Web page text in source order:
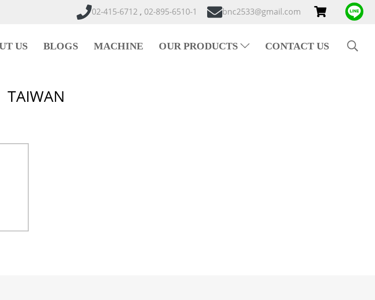
02-415-6712 , 02-895-6510-1 bnc2533@gmail.com
US BLOGS MACHINE OUR PRODUCTS CONTACT US
TAIWAN